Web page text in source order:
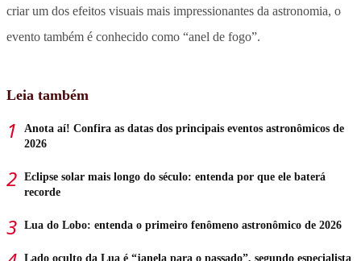
criar um dos efeitos visuais mais impressionantes da astronomia, o
evento também é conhecido como “anel de fogo”.
Leia também
Anota aí! Confira as datas dos principais eventos astronômicos de
2026
Eclipse solar mais longo do século: entenda por que ele baterá
recorde
Lua do Lobo: entenda o primeiro fenômeno astronômico de 2026
Lado oculto da Lua é “janela para o passado”, segundo especialista